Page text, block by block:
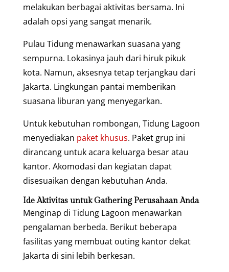
melakukan berbagai aktivitas bersama. Ini
adalah opsi yang sangat menarik.
Pulau Tidung menawarkan suasana yang
sempurna. Lokasinya jauh dari hiruk pikuk
kota. Namun, aksesnya tetap terjangkau dari
Jakarta. Lingkungan pantai memberikan
suasana liburan yang menyegarkan.
Untuk kebutuhan rombongan, Tidung Lagoon
menyediakan paket khusus. Paket grup ini
dirancang untuk acara keluarga besar atau
kantor. Akomodasi dan kegiatan dapat
disesuaikan dengan kebutuhan Anda.
Ide Aktivitas untuk Gathering Perusahaan Anda
Menginap di Tidung Lagoon menawarkan
pengalaman berbeda. Berikut beberapa
fasilitas yang membuat outing kantor dekat
Jakarta di sini lebih berkesan.